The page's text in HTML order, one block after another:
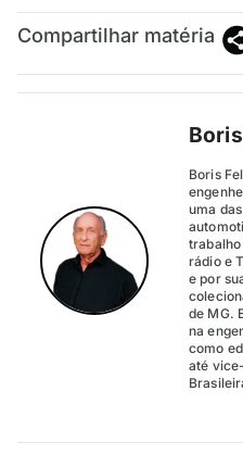
Compartilhar matéria
Boris
uma
rádio e
e por
de MG.
na
como
até